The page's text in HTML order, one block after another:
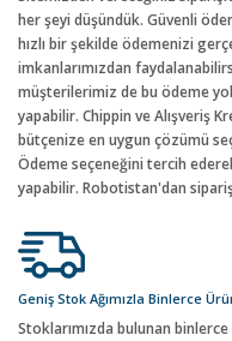
her şeyi düşündük. Güvenli
hızlı bir şekilde ödemenizi
imkanlarımızdan
müşterilerimiz de bu ödeme
yapabilir. Chippin ve Alışveriş
bütçenize en uygun çözümü
Ödeme seçeneğini tercih
yapabilir. Robotistan'dan
Geniş Stok Ağımızla Binlerce
Stoklarımızda bulunan